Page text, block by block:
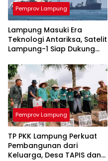
Pemprov Lampung
Lampung Masuki Era
Teknologi Antariksa, Satelit
Lampung-1 Siap Dukung
Pemprov Lampung
TP PKK Lampung Perkuat
Pembangunan dari
Keluarga, Desa TAPIS dan